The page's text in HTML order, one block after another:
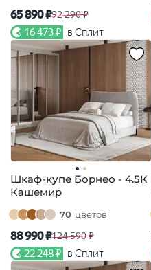
65 890 ₽92 290 ₽
16 473 ₽ в Сплит
Шкаф-купе Борнео - 4.5К
Кашемир
70 цветов
88 990 ₽124 590 ₽
22 248 ₽ в Сплит